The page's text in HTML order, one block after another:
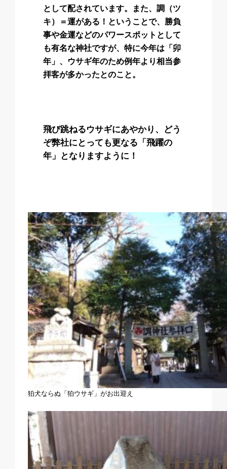
として配されています。また、調（ツ
キ）＝運がある！ということで、勝負
事や金運などのパワースポットとして
も有名な神社ですが、特に今年は「卯
年」、ウサギ年のため例年より相当参
拝客が多かったとのこと。
飛び跳ねるウサギにあやかり、どう
ぞ弊社にとっても更なる「飛躍の
年」となりますように！
狛犬ならぬ「狛ウサギ」がお出迎え